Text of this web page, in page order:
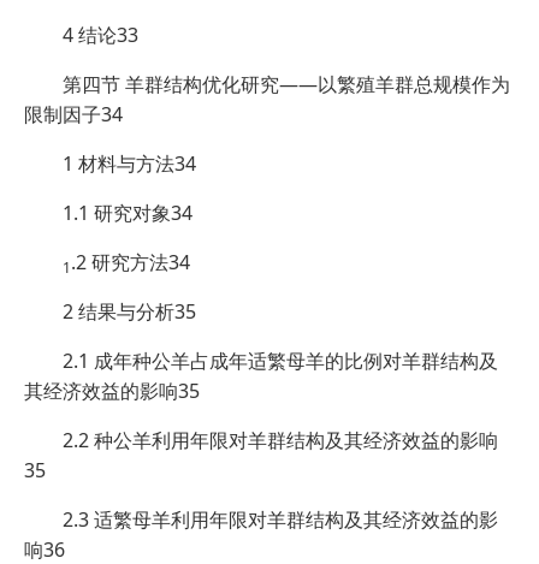
4 结论33
第四节 羊群结构优化研究——以繁殖羊群总规模作为
限制因子34
1 材料与方法34
1.1 研究对象34
1.2 研究方法34
2 结果与分析35
2.1 成年种公羊占成年适繁母羊的比例对羊群结构及
其经济效益的影响35
2.2 种公羊利用年限对羊群结构及其经济效益的影响
35
2.3 适繁母羊利用年限对羊群结构及其经济效益的影
响36